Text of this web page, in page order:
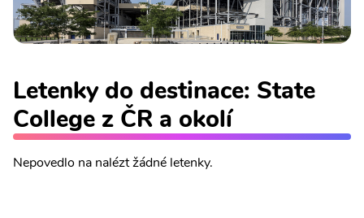
Letenky do destinace: State
College z ČR a okolí
Nepovedlo na nalézt žádné letenky.